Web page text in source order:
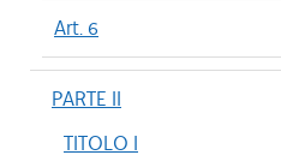
Art. 6
PARTE II
TITOLO I